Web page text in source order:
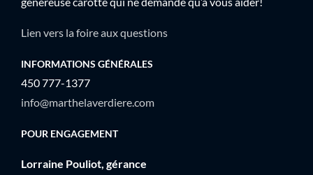
Lien vers la foire aux questions
INFORMATIONS GÉNÉRALES
450 777-1377
info@marthelaverdiere.com
POUR ENGAGEMENT
Lorraine Pouliot, gérance